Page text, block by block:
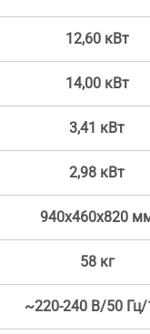
12,60 кВт
14,00 кВт
3,41 кВт
2,98 кВт
940x460x820
58 кг
~220-240 В/50